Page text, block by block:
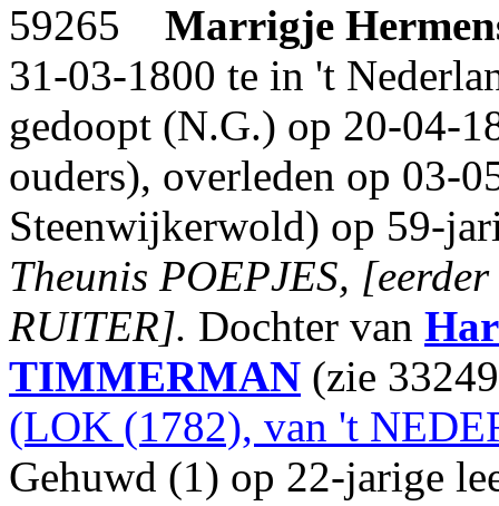
59265 Marrigje
31-03-1800 te in 't
gedoopt (N.G.) op 20-04-
ouders), overleden op 03-
Steenwijkerwold) op 59-
Theunis POEPJES,
RUITER]. Dochter van
TIMMERMAN (zie
(LOK (1782), van 't
Gehuwd (1) op 22-jarige